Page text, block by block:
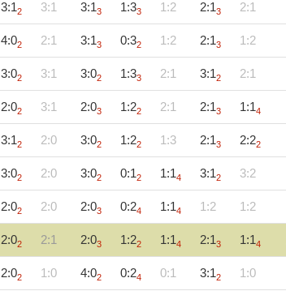
3:12 3:1 3:13 1:33 1:2 2:13 2:1
4:02 2:1 3:13 0:32 1:2 2:13 1:2
3:02 3:1 3:02 1:33 2:1 3:12 2:1
2:02 3:1 2:03 1:22 2:1 2:13 1:14
3:12 2:0 3:02 1:22 1:3 2:13 2:22
3:02 2:0 3:02 0:12 1:14 3:12 3:2
2:02 2:0 2:03 0:24 1:14 1:2 1:2
2:02 2:1 2:03 1:22 1:14 2:13 1:14
2:02 1:0 4:02 0:24 0:1 3:12 1:0